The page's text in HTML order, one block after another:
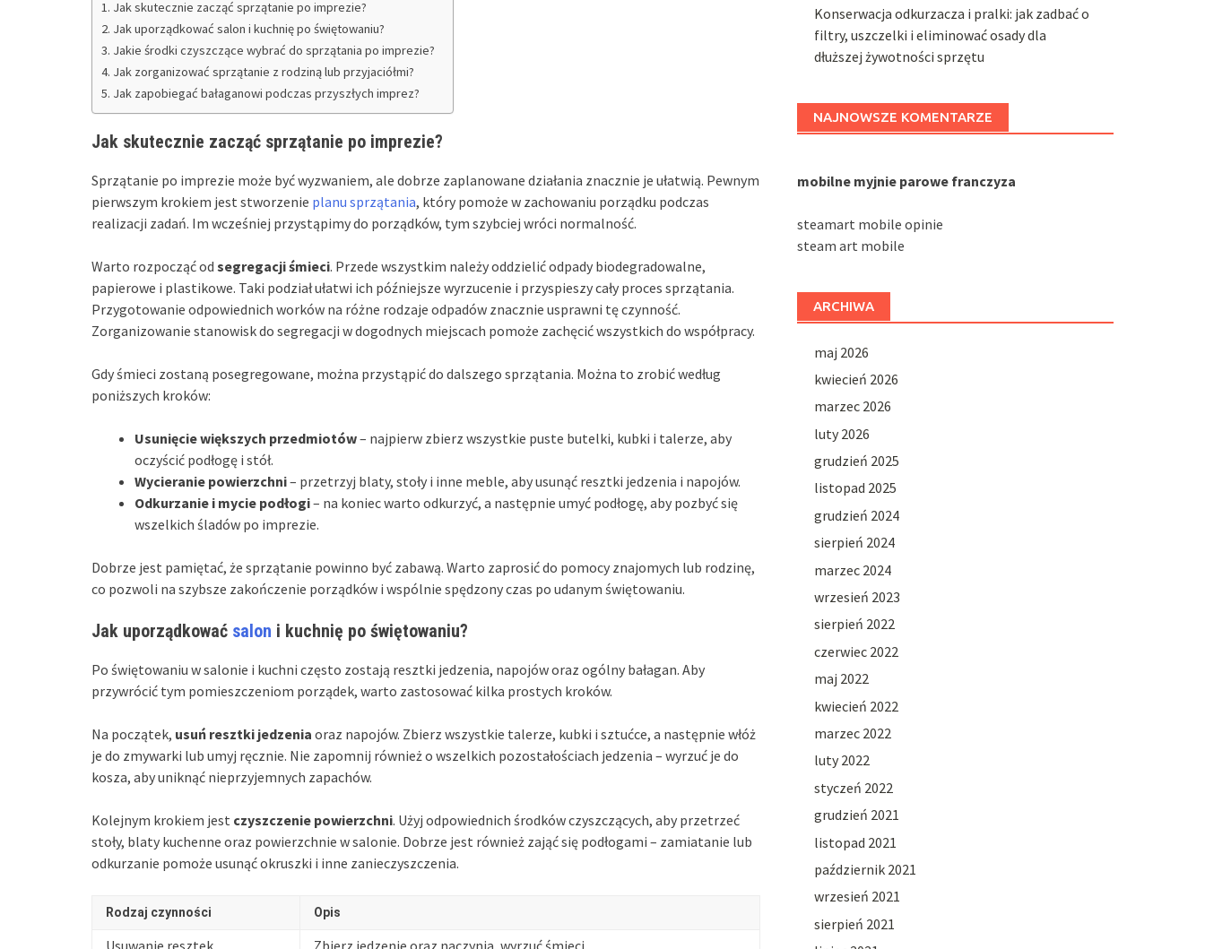
Jak skutecznie zacząć sprzątanie po imprezie?
Jak uporządkować salon i kuchnię po świętowaniu?
Jakie środki czyszczące wybrać do sprzątania po imprezie?
Jak zorganizować sprzątanie z rodziną lub przyjaciółmi?
Jak zapobiegać bałaganowi podczas przyszłych imprez?
Jak skutecznie zacząć sprzątanie po imprezie?
Sprzątanie po imprezie może być wyzwaniem, ale dobrze zaplanowane działania znacznie je ułatwią. Pewnym
pierwszym krokiem jest stworzenie planu sprzątania, który pomoże w zachowaniu porządku podczas
realizacji zadań. Im wcześniej przystąpimy do porządków, tym szybciej wróci normalność.
Warto rozpocząć od segregacji śmieci. Przede wszystkim należy oddzielić odpady biodegradowalne,
papierowe i plastikowe. Taki podział ułatwi ich późniejsze wyrzucenie i przyspieszy cały proces sprzątania.
Przygotowanie odpowiednich worków na różne rodzaje odpadów znacznie usprawni tę czynność.
Zorganizowanie stanowisk do segregacji w dogodnych miejscach pomoże zachęcić wszystkich do współpracy.
Gdy śmieci zostaną posegregowane, można przystąpić do dalszego sprzątania. Można to zrobić według
poniższych kroków:
Usunięcie większych przedmiotów– najpierw zbierz wszystkie puste butelki, kubki i talerze, aby
oczyścić podłogę i stół.
Wycieranie powierzchni– przetrzyj blaty, stoły i inne meble, aby usunąć resztki jedzenia i napojów.
Odkurzanie i mycie podłogi– na koniec warto odkurzyć, a następnie umyć podłogę, aby pozbyć się
wszelkich śladów po imprezie.
Dobrze jest pamiętać, że sprzątanie powinno być zabawą. Warto zaprosić do pomocy znajomych lub rodzinę,
co pozwoli na szybsze zakończenie porządków i wspólnie spędzony czas po udanym świętowaniu.
Jak uporządkować salon i kuchnię po świętowaniu?
Po świętowaniu w salonie i kuchni często zostają resztki jedzenia, napojów oraz ogólny bałagan. Aby
przywrócić tym pomieszczeniom porządek, warto zastosować kilka prostych kroków.
Na początek, usuń resztki jedzenia oraz napojów. Zbierz wszystkie talerze, kubki i sztućce, a następnie włóż
je do zmywarki lub umyj ręcznie. Nie zapomnij również o wszelkich pozostałościach jedzenia – wyrzuć je do
kosza, aby uniknąć nieprzyjemnych zapachów.
Kolejnym krokiem jest czyszczenie powierzchni. Użyj odpowiednich środków czyszczących, aby przetrzeć
stoły, blaty kuchenne oraz powierzchnie w salonie. Dobrze jest również zająć się podłogami – zamiatanie lub
odkurzanie pomoże usunąć okruszki i inne zanieczyszczenia.
Rodzaj czynności Opis
Usuwanie resztek
Zbierz jedzenie oraz naczynia, wyrzuć śmieci.
Konserwacja odkurzacza i pralki: jak zadbać o
filtry, uszczelki i eliminować osady dla
dłuższej żywotności sprzętu
NAJNOWSZE KOMENTARZE
mobilne myjnie parowe franczyza
steamart mobile opinie
steam art mobile
ARCHIWA
maj 2026
kwiecień 2026
marzec 2026
luty 2026
grudzień 2025
listopad 2025
grudzień 2024
sierpień 2024
marzec 2024
wrzesień 2023
sierpień 2022
czerwiec 2022
maj 2022
kwiecień 2022
marzec 2022
luty 2022
styczeń 2022
grudzień 2021
listopad 2021
październik 2021
wrzesień 2021
sierpień 2021